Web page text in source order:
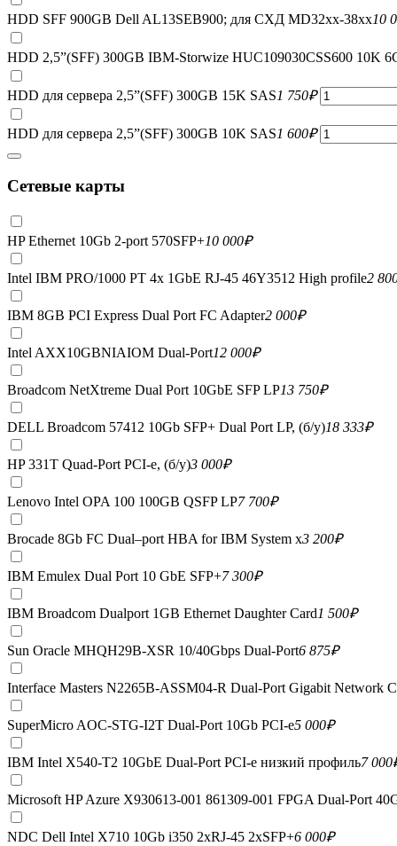
HDD SFF 900GB Dell AL13SEB900; для СХД MD32xx-38xx10
HDD 2,5”(SFF) 300GB IBM-Storwize HUC109030CSS600 10K
HDD для сервера 2,5”(SFF) 300GB 15K SAS1 750₽
HDD для сервера 2,5”(SFF) 300GB 10K SAS1 600₽
Сетевые карты
HP Ethernet 10Gb 2-port 570SFP+10 000₽
Intel IBM PRO/1000 PT 4x 1GbE RJ-45 46Y3512 High profile2
IBM 8GB PCI Express Dual Port FC Adapter2 000₽
Intel AXX10GBNIAIOM Dual-Port12 000₽
Broadcom NetXtreme Dual Port 10GbE SFP LP13 750₽
DELL Broadcom 57412 10Gb SFP+ Dual Port LP, (б/у)18 333₽
HP 331T Quad-Port PCI-e, (б/у)3 000₽
Lenovo Intel OPA 100 100GB QSFP LP7 700₽
Brocade 8Gb FC Dual–port HBA for IBM System x3 200₽
IBM Emulex Dual Port 10 GbE SFP+7 300₽
IBM Broadcom Dualport 1GB Ethernet Daughter Card1 500₽
Sun Oracle MHQH29B-XSR 10/40Gbps Dual-Port6 875₽
Interface Masters N2265B-ASSM04-R Dual-Port Gigabit Network
SuperMicro AOC-STG-I2T Dual-Port 10Gb PCI-e5 000₽
IBM Intel X540-T2 10GbE Dual-Port PCI-e низкий профиль7 000
Microsoft HP Azure X930613-001 861309-001 FPGA Dual-Port
NDC Dell Intel X710 10Gb i350 2xRJ-45 2xSFP+6 000₽